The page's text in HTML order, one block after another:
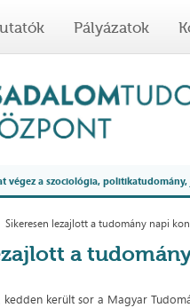
Pályázatok
a szociológia,
Sikeresen lezajlott a tudomány napi
a
került sor a Magyar